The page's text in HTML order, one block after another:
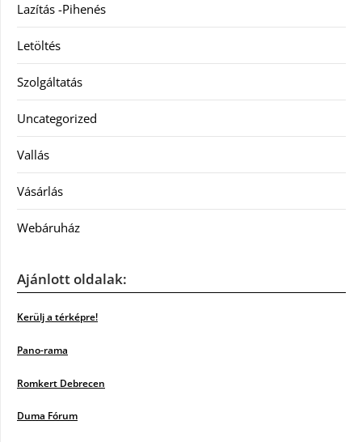
Lazítás -Pihenés
Letöltés
Szolgáltatás
Uncategorized
Vallás
Vásárlás
Webáruház
Ajánlott oldalak:
Kerülj a térképre!
Pano-rama
Romkert Debrecen
Duma Fórum